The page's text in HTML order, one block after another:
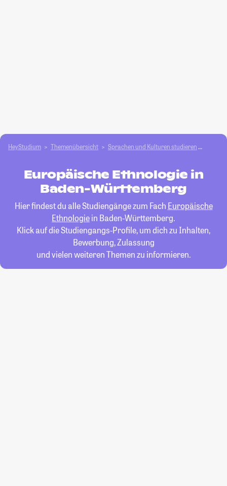
HeyStudium Themenübersicht Sprachen und Kulturen studieren
Europäische Ethnologie in
Baden-Württemberg
Hier findest du alle Studiengänge zum Fach Europäische
Ethnologiein Baden-Württemberg.
Klick auf die Studiengangs-Profile, um dich zu Inhalten,
Bewerbung, Zulassung
und vielen weiteren Themen zu informieren.